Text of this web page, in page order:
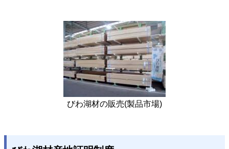
びわ湖材の販売(製品市場)